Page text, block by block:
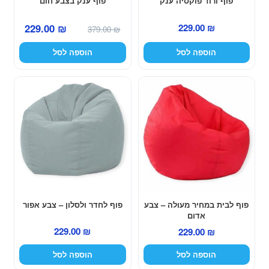
229.00 ₪
הוספה לסל
379.00₪
המחיר
המקורי
היה:
229.00 ₪
הוא:
הוספה לסל
פוף לבית במחיר מעולה – צבע
אדום
229.00 ₪
הוספה לסל
פוף לחדר ולסלון – צבע אפור
229.00 ₪
הוספה לסל